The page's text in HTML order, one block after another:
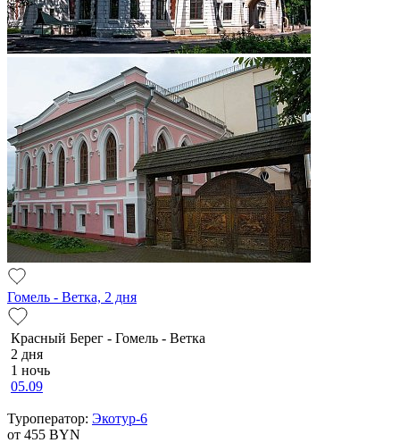
Гомель - Ветка, 2 дня
Красный Берег - Гомель - Ветка
2 дня
1 ночь
05.09
Туроператор: Экотур-6
от 455 BYN